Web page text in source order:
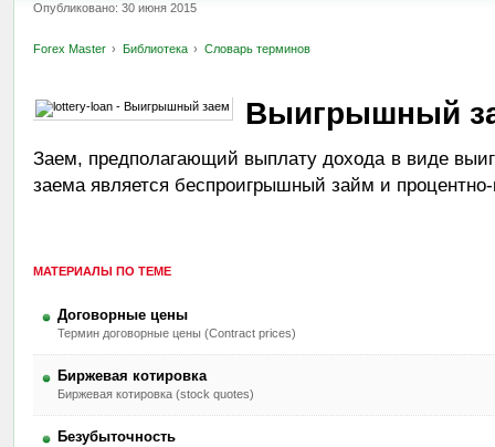
Опубликовано: 30 июня 2015
Forex Master Библиотека Словарь терминов
Выигрышный
Заем, предполагающий выплату дохода в виде
заема является беспроигрышный займ и
МАТЕРИАЛЫ ПО ТЕМЕ
Договорные цены
Термин договорные цены (Contract prices)
Биржевая котировка
Биржевая котировка (stock quotes)
Безубыточность